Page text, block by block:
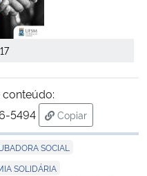
5494
Copiar
para área de
SOCIAL
SOLIDÁRIA